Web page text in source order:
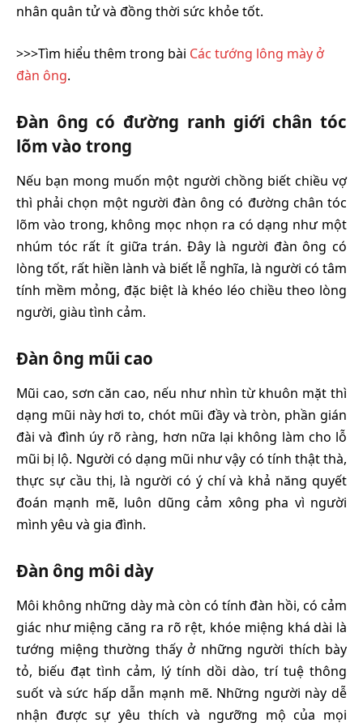
nhân quân tử và đồng thời sức khỏe tốt.
>>>Tìm hiểu thêm trong bài Các tướng lông mày ở
đàn ông.
Đàn ông có đường ranh giới chân tóc
lõm vào trong
Nếu bạn mong muốn một người chồng biết chiều vợ
thì phải chọn một người đàn ông có đường chân tóc
lõm vào trong, không mọc nhọn ra có dạng như một
nhúm tóc rất ít giữa trán. Đây là người đàn ông có
lòng tốt, rất hiền lành và biết lễ nghĩa, là người có tâm
tính mềm mỏng, đặc biệt là khéo léo chiều theo lòng
người, giàu tình cảm.
Đàn ông mũi cao
Mũi cao, sơn căn cao, nếu như nhìn từ khuôn mặt thì
dạng mũi này hơi to, chót mũi đầy và tròn, phần gián
đài và đình úy rõ ràng, hơn nữa lại không làm cho lỗ
mũi bị lộ. Người có dạng mũi như vậy có tính thật thà,
thực sự cầu thị, là người có ý chí và khả năng quyết
đoán mạnh mẽ, luôn dũng cảm xông pha vì người
mình yêu và gia đình.
Đàn ông môi dày
Môi không những dày mà còn có tính đàn hồi, có cảm
giác như miệng căng ra rõ rệt, khóe miệng khá dài là
tướng miệng thường thấy ở những người thích bày
tỏ, biếu đạt tình cảm, lý tính dồi dào, trí tuệ thông
suốt và sức hấp dẫn mạnh mẽ. Những người này dễ
nhận được sự yêu thích và ngưỡng mộ của mọi